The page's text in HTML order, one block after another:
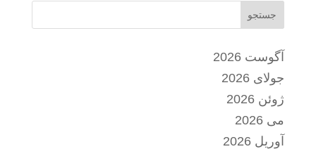
جستجو
آگوست 2026
جولای 2026
ژوئن 2026
می 2026
آوریل 2026